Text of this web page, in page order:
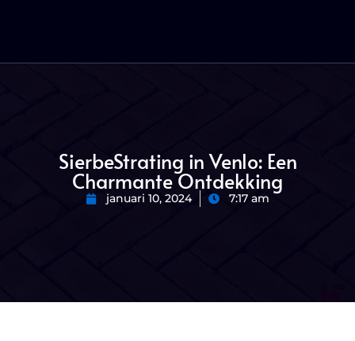
SierbeStrating in Venlo: Een
Charmante Ontdekking
januari 10, 2024 7:17 am